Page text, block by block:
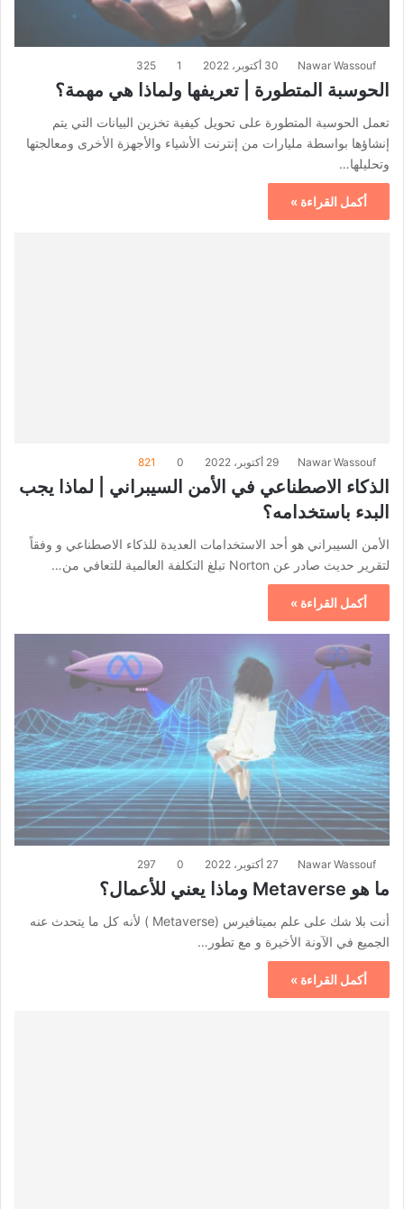
Nawar Wassouf 30 أكتوبر، 2022 1
325
الحوسبة المتطورة | تعريفها ولماذا هي مهمة؟
تعمل الحوسبة المتطورة على تحويل كيفية تخزين البيانات التي يتم
إنشاؤها بواسطة مليارات من إنترنت الأشياء والأجهزة الأخرى ومعالجتها
وتحليلها…
أكمل القراءة »
Nawar Wassouf 29 أكتوبر، 2022 0
821
الذكاء الاصطناعي في الأمن السيبراني | لماذا يجب
البدء باستخدامه؟
الأمن السيبراني هو أحد الاستخدامات العديدة للذكاء الاصطناعي و وفقاً
لتقرير حديث صادر عن Norton تبلغ التكلفة العالمية للتعافي من…
أكمل القراءة »
Nawar Wassouf 27 أكتوبر، 2022 0
297
ما هو Metaverse وماذا يعني للأعمال؟
أنت بلا شك على علم بميتافيرس (Metaverse ) لأنه كل ما يتحدث عنه
الجميع في الآونة الأخيرة و مع تطور…
أكمل القراءة »